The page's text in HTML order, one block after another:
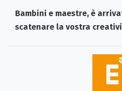
Bambini e maestre, è
scatenare la vostra